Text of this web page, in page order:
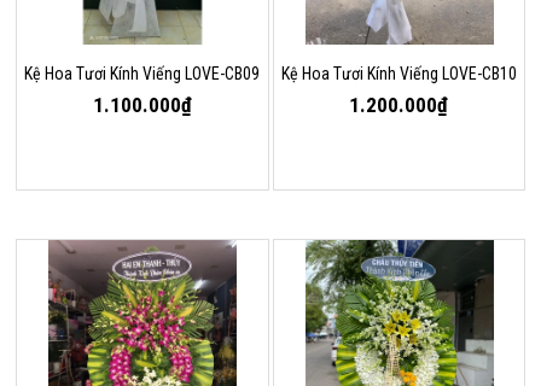
Kệ Hoa Tươi Kính Viếng LOVE-CB09
1.100.000₫
Kệ Hoa Tươi Kính Viếng LOVE-CB10
1.200.000₫